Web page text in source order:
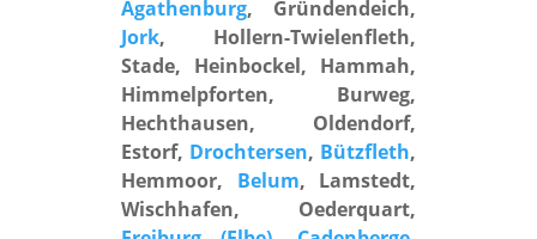
Agathenburg, Gründendeich,
Jork, Hollern-Twielenfleth,
Stade, Heinbockel, Hammah,
Himmelpforten, Burweg,
Hechthausen, Oldendorf,
Estorf, Drochtersen, Bützfleth,
Hemmoor, Belum, Lamstedt,
Wischhafen, Oederquart,